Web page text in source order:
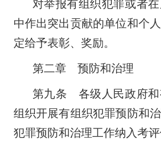
对举报有组织犯罪或者
中作出突出贡献的单位和个
定给予表彰、奖励。
第二章 预防和治理
第九条 各级人民政府和
组织开展有组织犯罪预防和
犯罪预防和治理工作纳入考评